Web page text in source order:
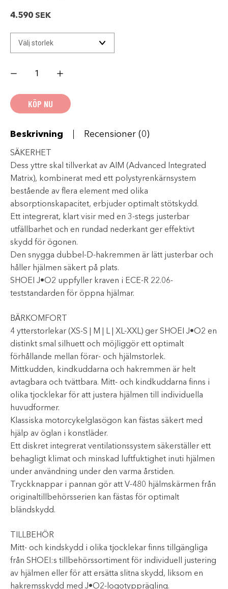
4.590 SEK
J.O2
svart
mängd
KÖP NU
Beskrivning Recensioner (0)
SÄKERHET
Dess yttre skal tillverkat av AIM (Advanced Integrated
Matrix), kombinerat med ett polystyrenkärnsystem
bestående av flera element med olika
absorptionskapacitet, erbjuder optimalt stötskydd.
Ett integrerat, klart visir med en 3-stegs justerbar
utfällbarhet och en rundad nederkant ger effektivt
skydd för ögonen.
Den snygga dubbel-D-hakremmen är lätt justerbar och
håller hjälmen säkert på plats.
SHOEI J•O2 uppfyller kraven i ECE-R 22.06-
teststandarden för öppna hjälmar.
BÄRKOMFORT
4 ytterstorlekar (XS-S | M | L | XL-XXL) ger SHOEI J•O2 en
distinkt smal silhuett och möjliggör ett optimalt
förhållande mellan förar- och hjälmstorlek.
Mittkudden, kindkuddarna och hakremmen är helt
avtagbara och tvättbara. Mitt- och kindkuddarna finns i
olika tjocklekar för att justera hjälmen till individuella
huvudformer.
Klassiska motorcykelglasögon kan fästas säkert med
hjälp av öglan i konstläder.
Ett diskret integrerat ventilationssystem säkerställer ett
behagligt klimat och minskad luftfuktighet inuti hjälmen
under användning under den varma årstiden.
Tryckknappar i pannan gör att V-480 hjälmskärmen från
originaltillbehörsserien kan fästas för optimalt
bländskydd.
TILLBEHÖR
Mitt- och kindskydd i olika tjocklekar finns tillgängliga
från SHOEI:s tillbehörssortiment för individuell justering
av hjälmen eller för att ersätta slitna skydd, liksom en
hakremsskydd med J•O2-logotypprägling.